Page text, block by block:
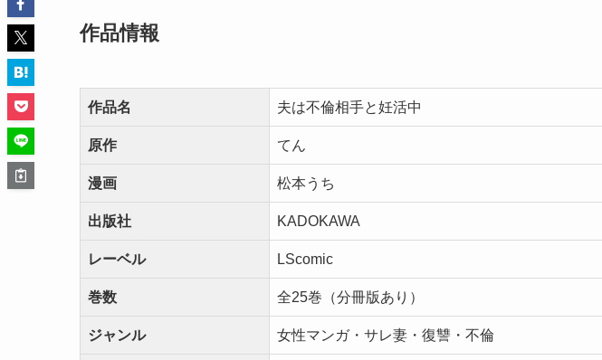
作品情報
作品名 夫は不倫相手と妊活中
原作 てん
漫画 松本うち
出版社 KADOKAWA
レーベル LScomic
巻数 全25巻（分冊版あり）
ジャンル 女性マンガ・サレ妻・復讐・不倫